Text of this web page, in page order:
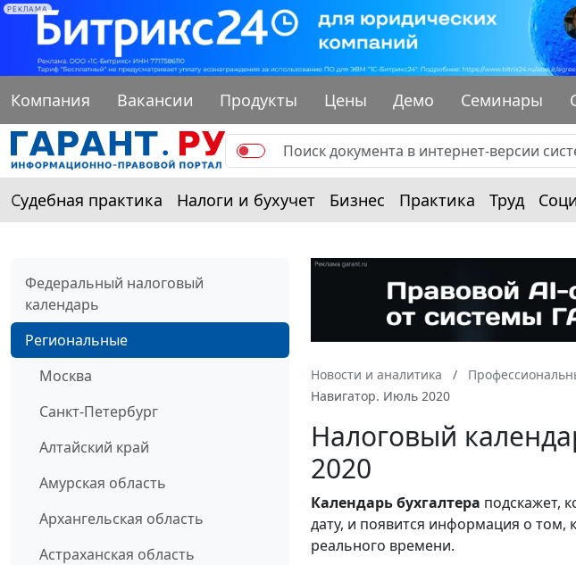
РЕКЛАМА
Компания Вакансии Продукты Цены Демо Семинары
Судебная практика Налоги и бухучет Бизнес Практика Труд
Федеральный налоговый
календарь
Региональные
Москва
Санкт-Петербург
Алтайский край
Амурская область
Архангельская область
Астраханская область
Новости и аналитика
Навигатор. Июль 2020
Налоговый
2020
Календарьбухгалтера подскажет,
дату, и появится информация о том,
реального времени.